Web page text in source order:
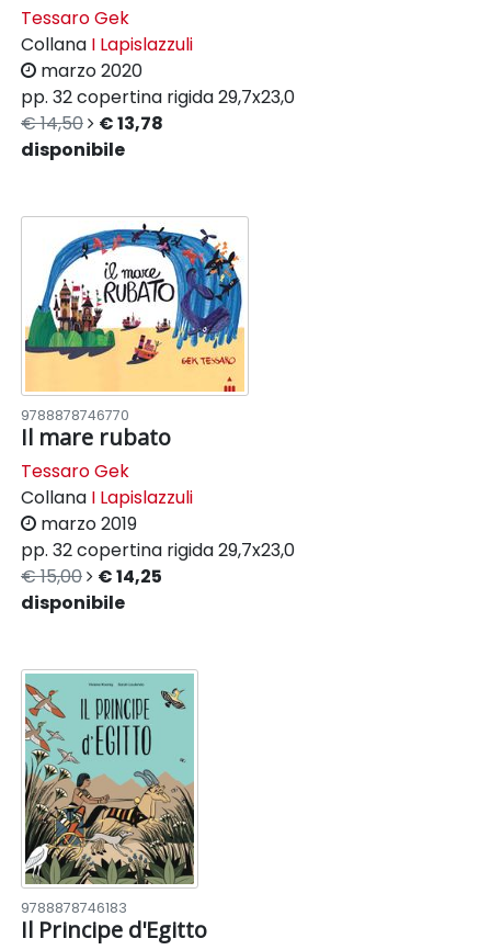
Tessaro Gek
Collana I Lapislazzuli
marzo 2020
pp. 32copertina rigida29,7x23,0
€ 14,50
€ 13,78
disponibile
9788878746770
Il mare rubato
Tessaro Gek
Collana I Lapislazzuli
marzo 2019
pp. 32copertina rigida29,7x23,0
€ 15,00
€ 14,25
disponibile
9788878746183
Il Principe d'Egitto